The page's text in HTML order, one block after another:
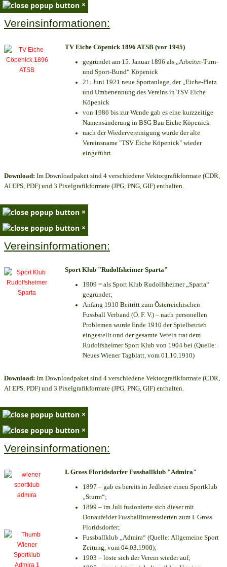
×
Vereinsinformationen:
TV Eiche Cöpenick 1896 ATSB (vor 1945)
gegründet am 15. Januar 1896 als „Arbeiter-Turn-
und Sport-Bund“ Köpenick
21. Juni 1921 neue Sportanlage, der „Eiche-Platz
und Umbenennung des Vereins in TSV Eiche
Köpenick
von 1986 bis zur Wende gab es eine kurzzeitige
Namensänderung in BSG Bau Eiche Köpenick
nach der Wiedervereinigung wurde der alte
Vereinsname "TSV Eiche Köpenick" wieder
eingeführt
Download: Im Downloadpaket sind 4 verschiedene Vektorgrafikformate (CDR,
AI EPS, PDF) und 3 Pixelgrafikformate (JPG, PNG, GIF) enthalten.
×
×
Vereinsinformationen:
Sport Klub "Rudolfsheimer Sparta"
1909 = als Sport Klub Rudolfsheimer „Sparta“
gegründet;
Anfang 1910 Beitritt zum Österreichischen
Fussball Verband (Ö. F. V.) – nach personellen
Problemen wurde Ende 1910 der Spielbetrieb
eingestellt und der gesamte Verein trat dem
Rudolfsheimer Sport Klub von 1904 bei (Quelle:
Neues Wiener Tagblatt, vom 01.10.1910)
Download: Im Downloadpaket sind 4 verschiedene Vektorgrafikformate (CDR,
AI EPS, PDF) und 3 Pixelgrafikformate (JPG, PNG, GIF) enthalten.
×
×
Vereinsinformationen:
I. Gross Floridsdorfer Fussballklub "Admira"
1897 – gab es bereits in Jedlesee einen Sportklub
„Sturm“;
1899 – im Juli fusionierte sich dieser mit
Donaufelder Fussballinteressierten zum I. Gross
Floridsdorfer;
Fussballklub „Admira“ (Quelle: Allgemeine Sport
Zeitung, vom 04.03.1900);
1903 – löste sich der Verein wieder auf;